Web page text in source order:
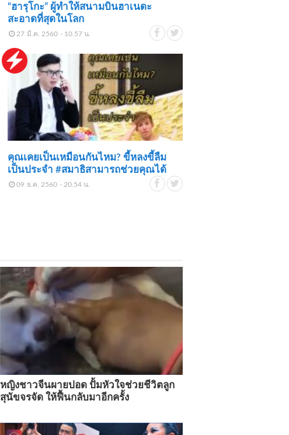
“ฮารุโกะ” ผู้ทำให้สนามบินฮาเนดะ
สะอาดที่สุดในโลก
27 มี.ค. 2560 - 10.57 น.
คุณเคยเป็นเหมือนกันไหม? ขี้หลงขี้ลืม
เป็นประจำ #สมาธิสามารถช่วยคุณได้
09 ธ.ค. 2560 - 20.54 น.
หญิงชาวจีนผายปอด ปั้มหัวใจช่วยชีวิตลูก
สุนัขจรจัด ให้ฟื้นกลับมาอีกครั้ง